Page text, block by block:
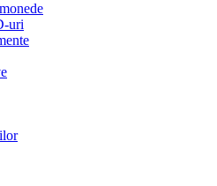
uri